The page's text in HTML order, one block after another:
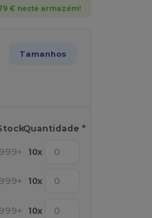
€ neste armazém!
Tamanhos
Quantidade *
999+ 10x
999+ 10x
999+ 10x